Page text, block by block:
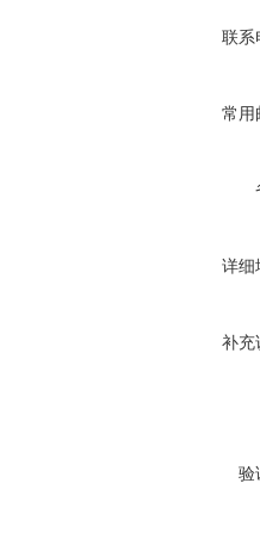
联系
常用
详细
补充
验